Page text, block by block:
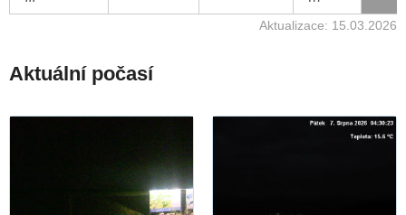
Aktualizace: 15.03.2026
Aktuální počasí